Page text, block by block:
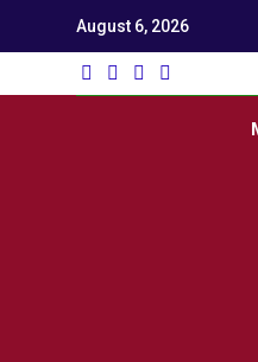
August 6, 2026